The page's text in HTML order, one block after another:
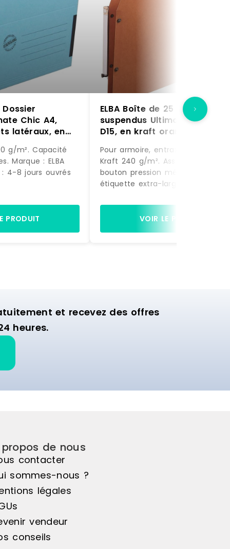
Dossier
Chic A4,
latéraux, en
–
g/m². Capacité
Marque : ELBA
4-8 jours ouvrés
PRODUIT
ELBA Boîte de 25 dossiers
suspendus Ultimate A4, fond
D15, en kraft orange –
Pour armoire, entraxe de 330mm.
Kraft 240 g/m². Assemblage par
bouton pression métal. Porte-
étiquette extra-large (étiquettes
Marque : ELBA Délai de livraison :
jours ouvrésVOIR LE PRODUIT
et recevez des offres
heures.
de nous
contacter
sommes-nous ?
légales
vendeur
conseils